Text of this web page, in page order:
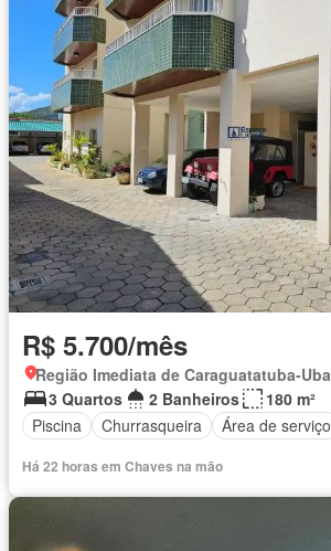
R$ 5.700/mês
3 Quartos
2 Banheiros
180 m²
Piscina
Churrasqueira Área de serviço
Há 22 horas em Chaves na mão